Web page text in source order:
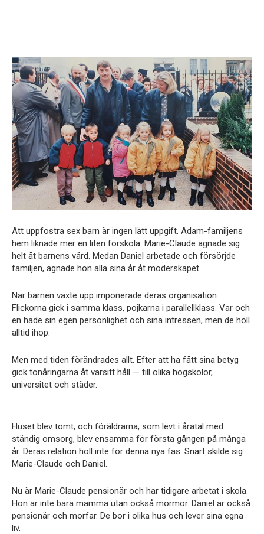
Att uppfostra sex barn är ingen lätt uppgift. Adam-familjens
hem liknade mer en liten förskola. Marie-Claude ägnade sig
helt åt barnens vård. Medan Daniel arbetade och försörjde
familjen, ägnade hon alla sina år åt moderskapet.
När barnen växte upp imponerade deras organisation.
Flickorna gick i samma klass, pojkarna i parallellklass. Var och
en hade sin egen personlighet och sina intressen, men de höll
alltid ihop.
Men med tiden förändrades allt. Efter att ha fått sina betyg
gick tonåringarna åt varsitt håll — till olika högskolor,
universitet och städer.
Huset blev tomt, och föräldrarna, som levt i åratal med
ständig omsorg, blev ensamma för första gången på många
år. Deras relation höll inte för denna nya fas. Snart skilde sig
Marie-Claude och Daniel.
Nu är Marie-Claude pensionär och har tidigare arbetat i skola.
Hon är inte bara mamma utan också mormor. Daniel är också
pensionär och morfar. De bor i olika hus och lever sina egna
liv.